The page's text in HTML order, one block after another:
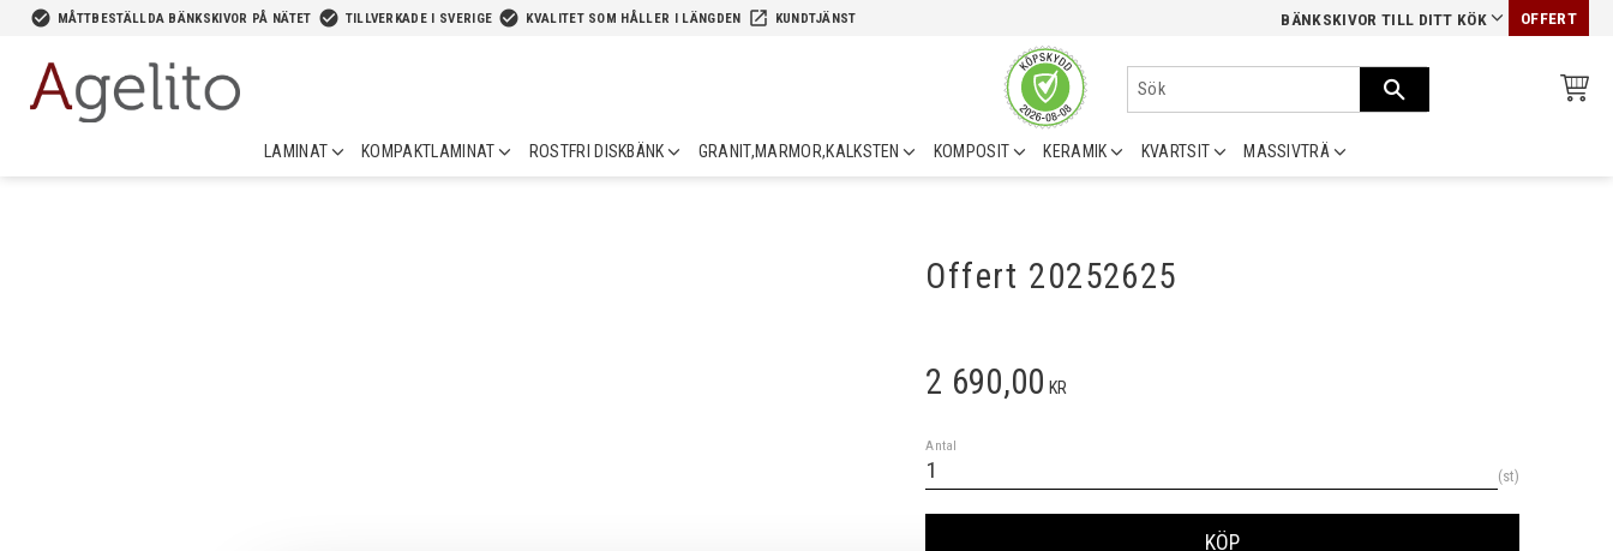
check_circle MÅTTBESTÄLLDA BÄNKSKIVOR PÅ NÄTET check_circle TILLVERKADE I SVERIGE check_circle KVALITET SOM HÅLLER I LÄNGDEN launch KUNDTJÄNST BÄNKSKIVOR TILL DITT KÖK OFFERT
LAMINAT KOMPAKTLAMINAT ROSTFRI DISKBÄNK GRANIT,MARMOR,KALKSTEN KOMPOSIT KERAMIK KVARTSIT MASSIVTRÄ
Offert 20252625
2 690,00 KR
Antal
st
KÖP